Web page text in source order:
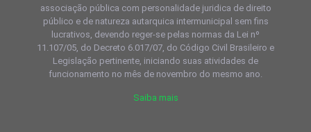
associação pública com personalidade juridica de direito
público e de natureza autarquica intermunicipal sem fins
lucrativos, devendo reger-se pelas normas da Lei nº
11.107/05, do Decreto 6.017/07, do Código Civil Brasileiro e
Legislação pertinente, iniciando suas atividades de
funcionamento no mês de novembro do mesmo ano.
Saiba mais